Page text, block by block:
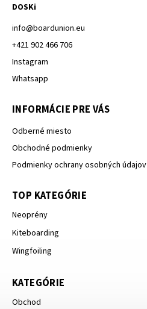
DOSKi
info@boardunion.eu
+421 902 466 706
Instagram
Whatsapp
INFORMÁCIE PRE VÁS
Odberné miesto
Obchodné podmienky
Podmienky ochrany osobných údajov
TOP KATEGÓRIE
Neoprény
Kiteboarding
Wingfoiling
KATEGÓRIE
Obchod